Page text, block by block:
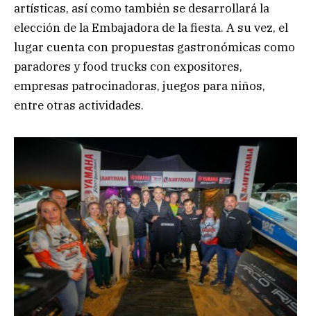
artísticas, así como también se desarrollará la
elección de la Embajadora de la fiesta. A su vez, el
lugar cuenta con propuestas gastronómicas como
paradores y food trucks con expositores,
empresas patrocinadoras, juegos para niños,
entre otras actividades.